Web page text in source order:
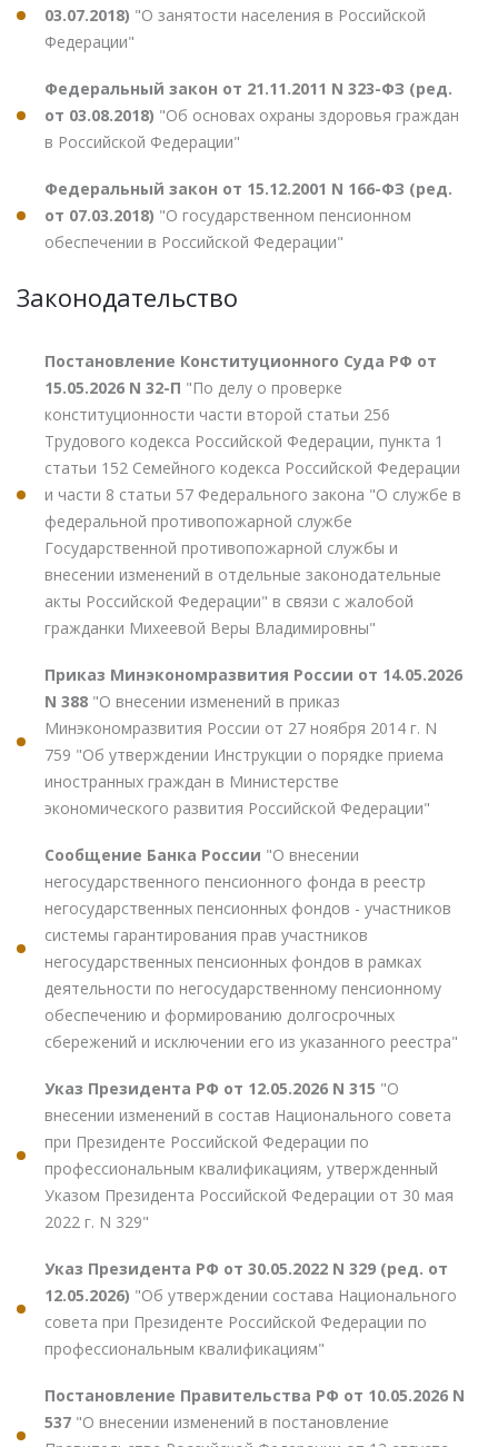
03.07.2018) "О занятости населения в Российской
Федерации"
Федеральный закон от 21.11.2011 N 323-ФЗ (ред.
от 03.08.2018) "Об основах охраны здоровья граждан
в Российской Федерации"
Федеральный закон от 15.12.2001 N 166-ФЗ (ред.
от 07.03.2018) "О государственном пенсионном
обеспечении в Российской Федерации"
Законодательство
Постановление Конституционного Суда РФ от
15.05.2026 N 32-П "По делу о проверке
конституционности части второй статьи 256
Трудового кодекса Российской Федерации, пункта 1
статьи 152 Семейного кодекса Российской Федерации
и части 8 статьи 57 Федерального закона "О службе в
федеральной противопожарной службе
Государственной противопожарной службы и
внесении изменений в отдельные законодательные
акты Российской Федерации" в связи с жалобой
гражданки Михеевой Веры Владимировны"
Приказ Минэкономразвития России от 14.05.2026
N 388 "О внесении изменений в приказ
Минэкономразвития России от 27 ноября 2014 г. N
759 "Об утверждении Инструкции о порядке приема
иностранных граждан в Министерстве
экономического развития Российской Федерации"
Сообщение Банка России "О внесении
негосударственного пенсионного фонда в реестр
негосударственных пенсионных фондов - участников
системы гарантирования прав участников
негосударственных пенсионных фондов в рамках
деятельности по негосударственному пенсионному
обеспечению и формированию долгосрочных
сбережений и исключении его из указанного реестра"
Указ Президента РФ от 12.05.2026 N 315 "О
внесении изменений в состав Национального совета
при Президенте Российской Федерации по
профессиональным квалификациям, утвержденный
Указом Президента Российской Федерации от 30 мая
2022 г. N 329"
Указ Президента РФ от 30.05.2022 N 329 (ред. от
12.05.2026) "Об утверждении состава Национального
совета при Президенте Российской Федерации по
профессиональным квалификациям"
Постановление Правительства РФ от 10.05.2026 N
537 "О внесении изменений в постановление